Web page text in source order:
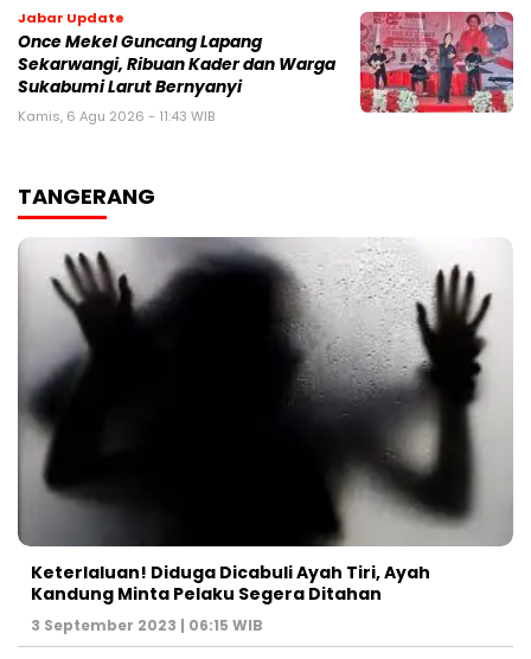
Jabar Update
Once Mekel Guncang Lapang
Sekarwangi, Ribuan Kader dan Warga
Sukabumi Larut Bernyanyi
Kamis, 6 Agu 2026 - 11:43 WIB
TANGERANG
Keterlaluan! Diduga Dicabuli Ayah Tiri, Ayah
Kandung Minta Pelaku Segera Ditahan
3 September 2023 | 06:15 WIB